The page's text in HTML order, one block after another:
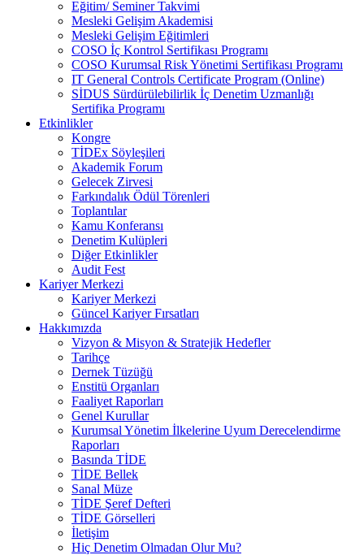
Eğitim/ Seminer Takvimi
Mesleki Gelişim Akademisi
Mesleki Gelişim Eğitimleri
COSO İç Kontrol Sertifikası Programı
COSO Kurumsal Risk Yönetimi Sertifikası Programı
IT General Controls Certificate Program (Online)
SİDUS Sürdürülebilirlik İç Denetim Uzmanlığı
Sertifika Programı
Etkinlikler
Kongre
TİDEx Söyleşileri
Akademik Forum
Gelecek Zirvesi
Farkındalık Ödül Törenleri
Toplantılar
Kamu Konferansı
Denetim Kulüpleri
Diğer Etkinlikler
Audit Fest
Kariyer Merkezi
Kariyer Merkezi
Güncel Kariyer Fırsatları
Hakkımızda
Vizyon & Misyon & Stratejik Hedefler
Tarihçe
Dernek Tüzüğü
Enstitü Organları
Faaliyet Raporları
Genel Kurullar
Kurumsal Yönetim İlkelerine Uyum Derecelendirme
Raporları
Basında TİDE
TİDE Bellek
Sanal Müze
TİDE Şeref Defteri
TİDE Görselleri
İletişim
Hiç Denetim Olmadan Olur Mu?